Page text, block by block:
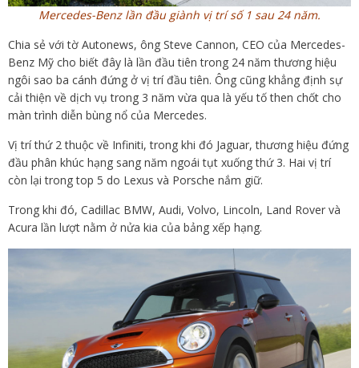
Mercedes-Benz lần đầu giành vị trí số 1 sau 24 năm.
Chia sẻ với tờ Autonews, ông Steve Cannon, CEO của Mercedes-
Benz Mỹ cho biết đây là lần đầu tiên trong 24 năm thương hiệu
ngôi sao ba cánh đứng ở vị trí đầu tiên. Ông cũng khẳng định sự
cải thiện về dịch vụ trong 3 năm vừa qua là yếu tố then chốt cho
màn trình diễn bùng nổ của Mercedes.
Vị trí thứ 2 thuộc về Infiniti, trong khi đó Jaguar, thương hiệu đứng
đầu phân khúc hạng sang năm ngoái tụt xuống thứ 3. Hai vị trí
còn lại trong top 5 do Lexus và Porsche nắm giữ.
Trong khi đó, Cadillac BMW, Audi, Volvo, Lincoln, Land Rover và
Acura lần lượt nằm ở nửa kia của bảng xếp hạng.